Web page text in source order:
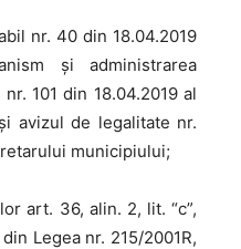
nr. 40 din 18.04.2019
și administrarea
101 din 18.04.2019 al
avizul de legalitate nr.
municipiului;
art. 36, alin. 2, lit. “c”,
Legea nr. 215/2001R,